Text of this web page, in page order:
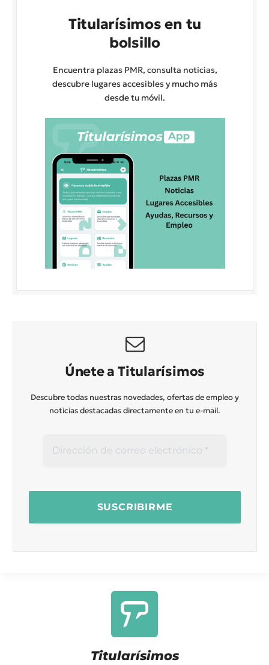
Titularísimos en tu
bolsillo
Encuentra plazas PMR, consulta noticias,
descubre lugares accesibles y mucho más
desde tu móvil.
Únete a Titularísimos
Descubre todas nuestras novedades, ofertas de empleo y
noticias destacadas directamente en tu e-mail.
Titularísimos